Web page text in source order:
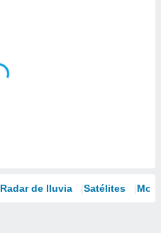
Radar de lluvia Satélites